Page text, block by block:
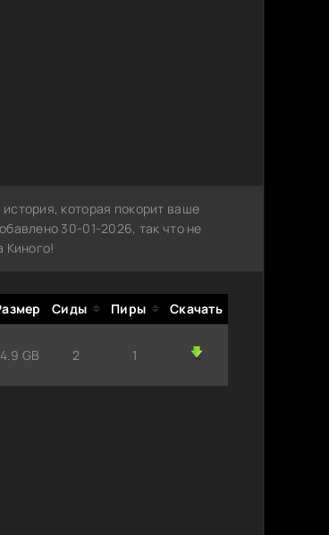
которая покорит ваше
30-01-2026, так что не
Киного!
Сиды Пиры
Скачать
GB 2 1